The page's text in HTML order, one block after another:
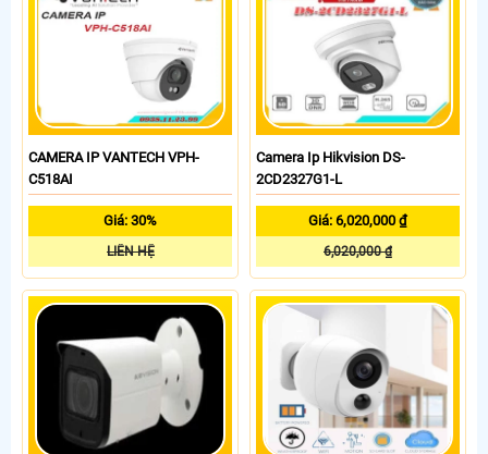
CAMERA IP VANTECH VPH-
C518AI
Giá: 30%
LIÊN HỆ
Camera Ip Hikvision DS-
2CD2327G1-L
Giá: 6,020,000 ₫
6,020,000 ₫